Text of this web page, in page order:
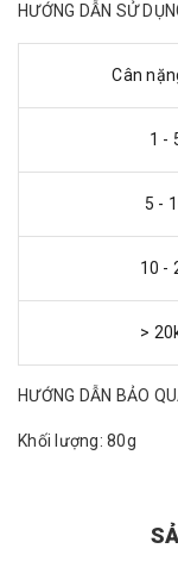
HƯỚNG DẪN SỬ
Cân
1 -
5 -
10 -
>
HƯỚNG DẪN BẢO
Khối lượng: 80g